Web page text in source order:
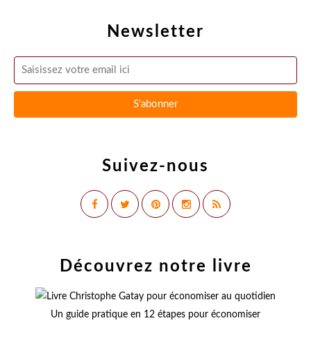
Newsletter
Suivez-nous
Découvrez notre livre
Un guide pratique en 12 étapes pour économiser